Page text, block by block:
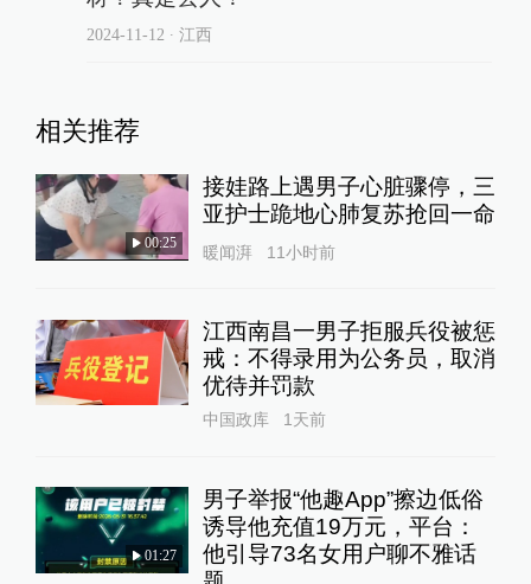
2024-11-12 ∙ 江西
相关推荐
00:25
接娃路上遇男子心脏骤停，三
亚护士跪地心肺复苏抢回一命
暖闻湃 11小时前
江西南昌一男子拒服兵役被惩
戒：不得录用为公务员，取消
优待并罚款
中国政库 1天前
01:27
男子举报“他趣App”擦边低俗
诱导他充值19万元，平台：
他引导73名女用户聊不雅话